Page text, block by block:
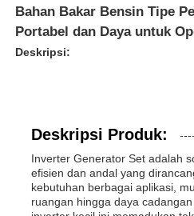
Bahan Bakar Bensin Tipe
Portabel dan Daya untuk
Deskripsi:
Deskripsi Produk:
Inverter Generator Set adalah
efisien dan andal yang
kebutuhan berbagai aplikasi,
ruangan hingga daya